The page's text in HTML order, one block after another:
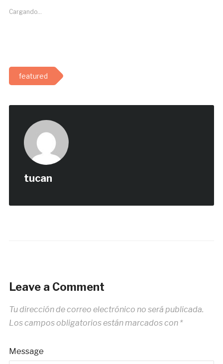
Cargando...
featured
tucan
Leave a Comment
Tu dirección de correo electrónico no será publicada.
Los campos obligatorios están marcados con *
Message